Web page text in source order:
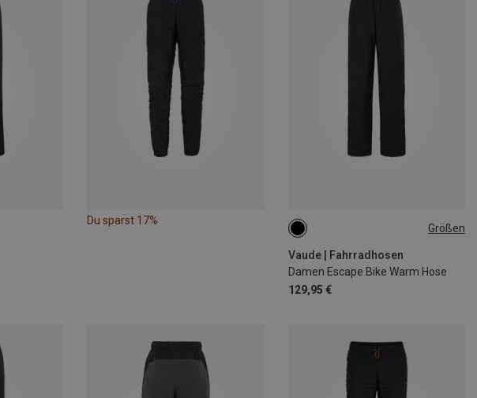
Du sparst 17%
Größen
Vaude | Fahrradhosen
Damen Escape Bike Warm Hose
129,95 €